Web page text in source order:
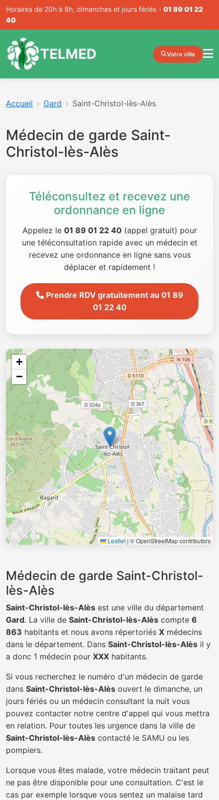
Horaires de 20h à 8h, dimanches et jours fériés - 01 89 01 22
40
TELMED Votre ville
Accueil Gard Saint-Christol-lès-Alès
Médecin de garde Saint-
Christol-lès-Alès
Téléconsultez et recevez une
ordonnance en ligne
Appelez le 01 89 01 22 40(appel gratuit) pour
une téléconsultation rapide avec un médecin et
recevez une ordonnance en ligne sans vous
déplacer et rapidement !
Prendre RDV gratuitement au 01 89
01 22 40
+
−
Leaflet | © OpenStreetMap contributors
Médecin de garde Saint-Christol-
lès-Alès
Saint-Christol-lès-Alès est une ville du département
Gard. La ville de Saint-Christol-lès-Alès compte 6
863 habitants et nous avons répertoriés X médecins
dans le département. Dans Saint-Christol-lès-Alès il y
a donc 1 médecin pour XXX habitants.
Si vous recherchez le numéro d'un médecin de garde
dans Saint-Christol-lès-Alès ouvert le dimanche, un
jours fériés ou un médecin consultant la nuit vous
pouvez contacter notre centre d'appel qui vous mettra
en relation. Pour toutes les urgence dans la ville de
Saint-Christol-lès-Alès contacté le SAMU ou les
pompiers.
Lorsque vous êtes malade, votre médecin traitant peut
ne pas être disponible pour une consultation. C'est le
cas par exemple lorsque vous sentez un malaise tard